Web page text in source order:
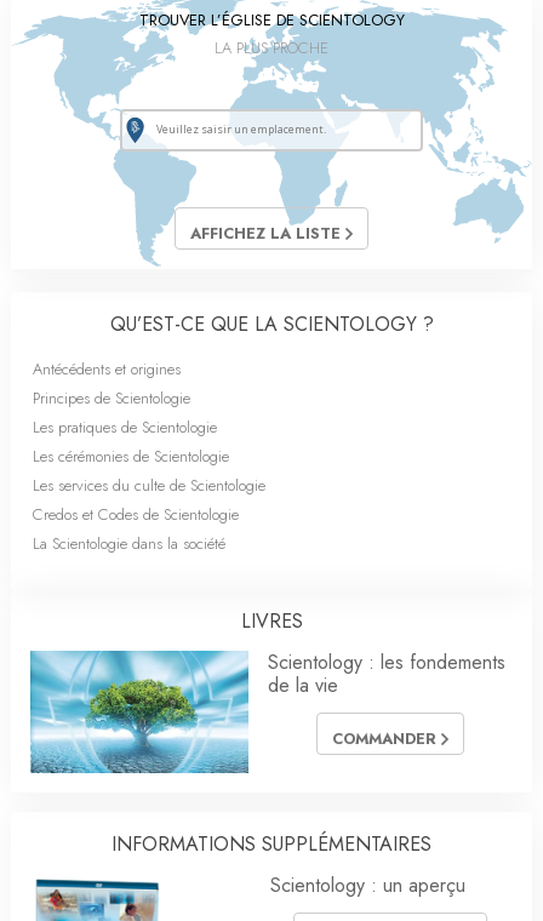
TROUVER L’ÉGLISE DE SCIENTOLOGY
LA PLUS PROCHE
AFFICHEZ LA LISTE
QU’EST-CE QUE LA SCIENTOLOGY ?
Antécédents et origines
Principes de Scientologie
Les pratiques de Scientologie
Les cérémonies de Scientologie
Les services du culte de Scientologie
Credos et Codes de Scientologie
La Scientologie dans la société
LIVRES
Scientology : les fondements
de la vie
COMMANDER
INFORMATIONS SUPPLÉMENTAIRES
Scientology : un aperçu